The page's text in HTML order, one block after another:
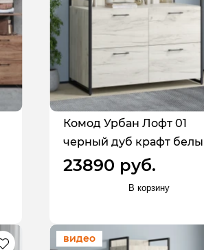
Комод Урбан Лофт 01
черный дуб крафт
23890 руб.
В корзину
видео